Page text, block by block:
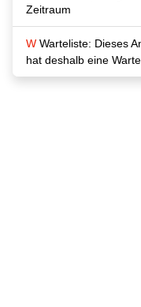
Zeitraum
W Warteliste: Dieses
hat deshalb eine